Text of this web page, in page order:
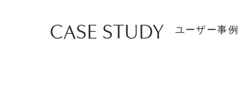
CASE STUDY ユーザー事例